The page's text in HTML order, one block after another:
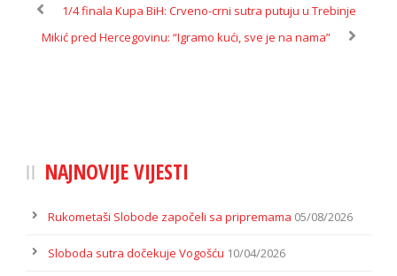
1/4 finala Kupa BiH: Crveno-crni sutra putuju u Trebinje
Mikić pred Hercegovinu: “Igramo kući, sve je na nama”
NAJNOVIJE VIJESTI
Rukometaši Slobode započeli sa pripremama 05/08/2026
Sloboda sutra dočekuje Vogošću 10/04/2026